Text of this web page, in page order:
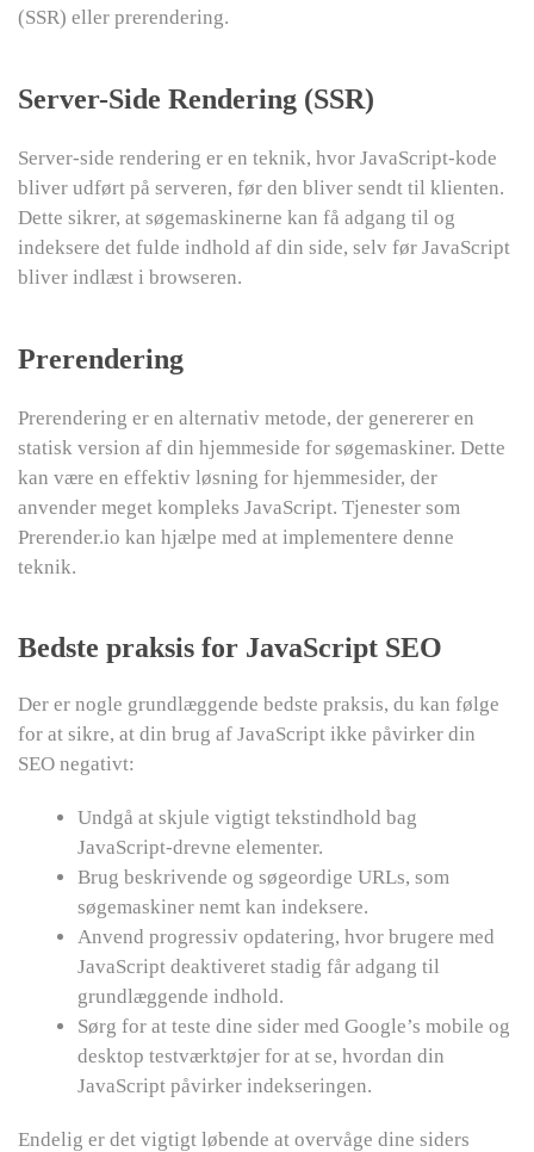
(SSR) eller prerendering.
Server-Side Rendering (SSR)
Server-side rendering er en teknik, hvor JavaScript-kode
bliver udført på serveren, før den bliver sendt til klienten.
Dette sikrer, at søgemaskinerne kan få adgang til og
indeksere det fulde indhold af din side, selv før JavaScript
bliver indlæst i browseren.
Prerendering
Prerendering er en alternativ metode, der genererer en
statisk version af din hjemmeside for søgemaskiner. Dette
kan være en effektiv løsning for hjemmesider, der
anvender meget kompleks JavaScript. Tjenester som
Prerender.io kan hjælpe med at implementere denne
teknik.
Bedste praksis for JavaScript SEO
Der er nogle grundlæggende bedste praksis, du kan følge
for at sikre, at din brug af JavaScript ikke påvirker din
SEO negativt:
Undgå at skjule vigtigt tekstindhold bag
JavaScript-drevne elementer.
Brug beskrivende og søgeordige URLs, som
søgemaskiner nemt kan indeksere.
Anvend progressiv opdatering, hvor brugere med
JavaScript deaktiveret stadig får adgang til
grundlæggende indhold.
Sørg for at teste dine sider med Google’s mobile og
desktop testværktøjer for at se, hvordan din
JavaScript påvirker indekseringen.
Endelig er det vigtigt løbende at overvåge dine siders